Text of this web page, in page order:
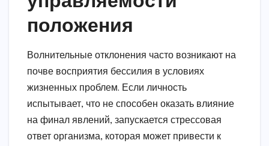
положения
Волнительные отклонения часто возникают на
почве восприятия бессилия в условиях
жизненных проблем. Если личность
испытывает, что не способен оказать влияние
на финал явлений, запускается стрессовая
ответ организма, которая может привести к